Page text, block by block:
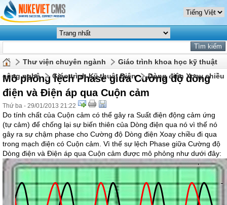
Thư viện chuyên ngành
Giáo trình khoa học kỹ thuật
công nghệ
Giáo trình Kỹ thuật Điện Dòng điện Xoay chiều
Mô phỏng lệch Phase giữa Cường độ dòng
điện và Điện áp qua Cuộn cảm
Thứ ba - 29/01/2013 21:22
Do tính chất của Cuộn cảm có thể gây ra Suất điện động cảm ứng
(tự cảm) để chống lại sự biến thiên của Dòng điện qua nó vì thế nó
gây ra sự chậm phase cho Cường độ Dòng điện Xoay chiều đi qua
trong mạch điện có Cuộn cảm. Vì thế sự lệch Phase giữa Cường độ
Dòng điện và Điện áp qua Cuộn cảm được mô phỏng như dưới đây: